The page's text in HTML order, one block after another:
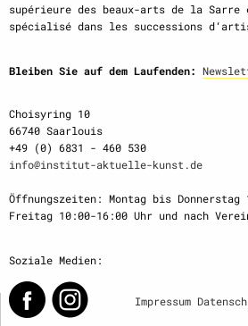
supérieure des beaux-arts de la Sarre
spécialisé dans les successions
Bleiben Sie auf dem Laufenden:
Choisyring 10
66740 Saarlouis
+49 (0) 6831 - 460 530
info@institut-aktuelle-kunst.de
Öffnungszeiten: Montag bis Donnerstag
Freitag 10:00-16:00 Uhr und nach
Soziale Medien:
Impressum